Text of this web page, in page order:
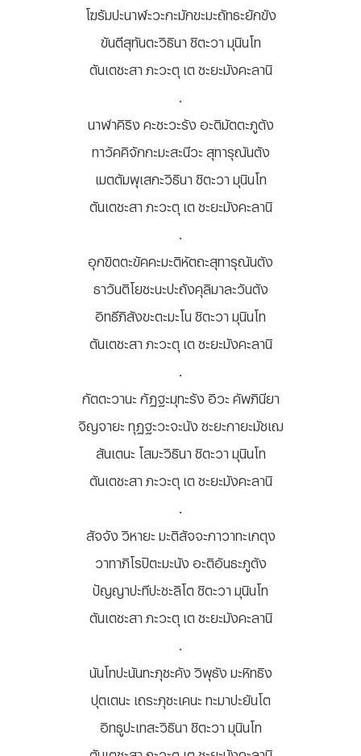
โฆรัมปะนาฬะวะกะมักขะมะถัทธะยักขัง
ขันตีสุทันตะวิธินา ชิตะวา มุนินโท
ตันเตชะสา ภะวะตุ เต ชะยะมังคะลานิ
นาฬาคิริง คะชะวะรัง อะติมัตตะภูตัง
ทาวัคคิจักกะมะสะนีวะ สุทารุณันตัง
เมตตัมพุเสกะวิธินา ชิตะวา มุนินโท
ตันเตชะสา ภะวะตุ เต ชะยะมังคะลานิ
อุกขิตตะขัคคะมะติหัตถะสุทารุณันตัง
ธาวันติโยชะนะปะถังคุลิมาละวันตัง
อิทธีภิสังขะตะมะโน ชิตะวา มุนินโท
ตันเตชะสา ภะวะตุ เต ชะยะมังคะลานิ
กัตตะวานะ กัฏฐะมุทะรัง อิวะ คัพภินียา
จิญจายะ ทุฏฐะวะจะนัง ชะยะกายะมัชเฌ
สันเตนะ โสมะวิธินา ชิตะวา มุนินโท
ตันเตชะสา ภะวะตุ เต ชะยะมังคะลานิ
สัจจัง วิหายะ มะติสัจจะกาวาทะเกตุง
วาทาภิโรปิตะมะนัง อะติอันธะภูตัง
ปัญญาปะทีปะชะลิโต ชิตะวา มุนินโท
ตันเตชะสา ภะวะตุ เต ชะยะมังคะลานิ
นันโทปะนันทะภุชะคัง วิพุธัง มะหิทธิง
ปุตเตนะ เถระภุชะเคนะ ทะมาปะยันโต
อิทธูปะเทสะวิธินา ชิตะวา มุนินโท
ตันเตชะสา ภะวะตุ เต ชะยะมังคะลานิ